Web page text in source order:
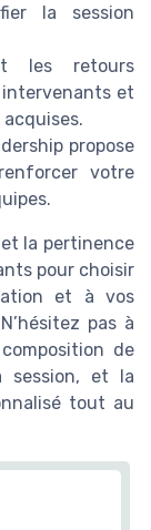
la session
les retours
intervenants et
propose
votre
la pertinence
pour choisir
et à vos
pas à
de
session, et la
tout au